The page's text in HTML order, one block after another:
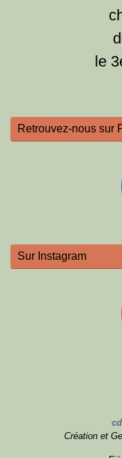
le
Retrouvez-nous sur
Sur Instagram
Création et